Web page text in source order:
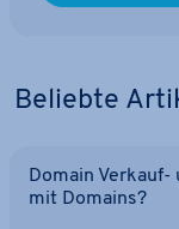
Beliebte
Domain Verkauf-
mit Domains?